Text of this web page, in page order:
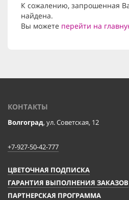
К сожалению, запрошенная
найдена.
Вы можете перейти на
КОНТАКТЫ
Волгоград, ул. Советская, 12
+7-927-50-42-777
ЦВЕТОЧНАЯ ПОДПИСКА
ГАРАНТИЯ ВЫПОЛНЕНИЯ ЗАКАЗОВ
ПАРТНЕРСКАЯ ПРОГРАММА